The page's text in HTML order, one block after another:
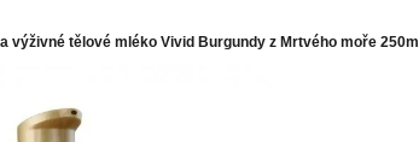
výživné tělové mléko Vivid Burgundy z Mrtvého moře 250ml